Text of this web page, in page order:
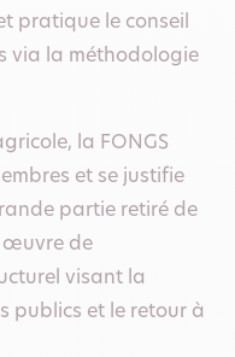
pratique le conseil
via la méthodologie
la FONGS
et se justifie
partie retiré de
œuvre de
visant la
publics et le retour à